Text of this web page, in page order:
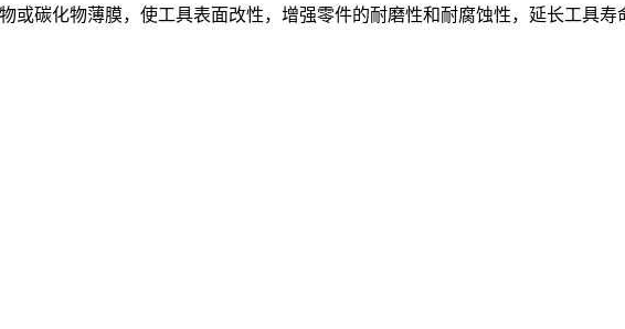
或碳化物薄膜，使工具表面改性，增强零件的耐磨性和耐腐蚀性，延长工具